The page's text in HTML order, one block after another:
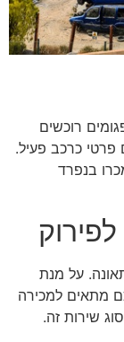
רוכשים
פרטי כרכב פעיל.
בנפרד
על מנת
מתאים למכירה
שירות זה.